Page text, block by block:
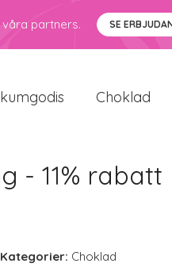
partners. SE
Choklad
- 11% rabatt
Kategorier: Choklad